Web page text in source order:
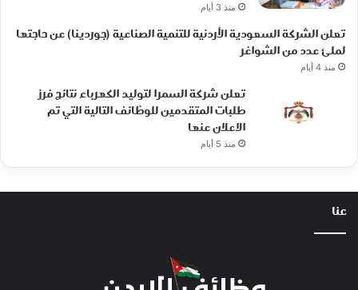
منذ 3 أيام
تعلن الشركة السعودية الأردنية للتنمية الصناعية (جوردينا) عن حاجتها
لملئ عدد من الشواغر
منذ 4 أيام
تعلن شركة السمرا لتوليد الكهرباء نتائج فرز
طلبات المتقدمين للوظائف التالية التي تم
الاعلان عنها
منذ 5 أيام
عنا